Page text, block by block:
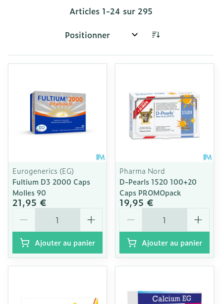
Articles 1-24 sur 295
Trier par:
Eurogenerics (EG)
Fultium D3 2000 Caps
Molles 90
21,95 €
Ajouter au panier
Pharma Nord
D-Pearls 1520 100+20
Caps PROMOpack
19,95 €
Ajouter au panier